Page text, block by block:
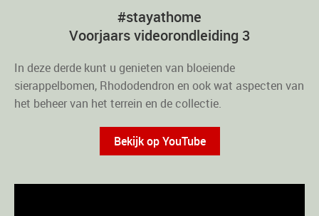
#stayathome
Voorjaars videorondleiding 3
In deze derde kunt u genieten van bloeiende
sierappelbomen, Rhododendron en ook wat aspecten van
het beheer van het terrein en de collectie.
Bekijk op YouTube